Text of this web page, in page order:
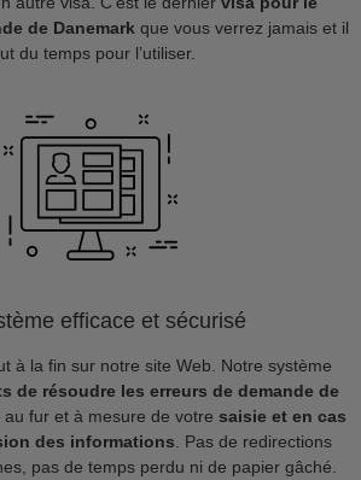
de Danemark que vous verrez jamais et il
du temps pour l’utiliser.
efficace et sécurisé
à la fin sur notre site Web. Notre système
de résoudre les erreurs de demande de
au fur et à mesure de votre saisie et en cas
des informations . Pas de redirections
pas de temps perdu ni de papier gâché.